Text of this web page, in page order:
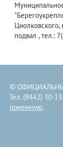
подвал , тел.:
©
Тел. (8442) 30-
приемную.